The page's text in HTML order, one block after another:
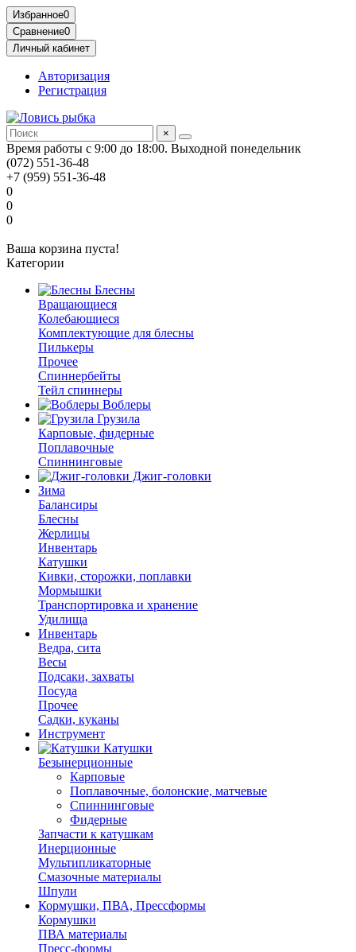
Избранное0
Сравнение0
Личный кабинет
Авторизация
Регистрация
×
Время работы с 9:00 до 18:00. Выходной понедельник
(072) 551-36-48
+7 (959) 551-36-48
0
0
0
Ваша корзина пуста!
Категории
Блесны
Вращающиеся
Колебающиеся
Комплектующие для блесны
Пилькеры
Прочее
Спиннербейты
Тейл спиннеры
Воблеры
Грузила
Карповые, фидерные
Поплавочные
Спиннинговые
Джиг-головки
Зима
Балансиры
Блесны
Жерлицы
Инвентарь
Катушки
Кивки, сторожки, поплавки
Мормышки
Транспортировка и хранение
Удилища
Инвентарь
Ведра, сита
Весы
Подсаки, захваты
Посуда
Прочее
Садки, куканы
Инструмент
Катушки
Безынерционные
Карповые
Поплавочные, болонские, матчевые
Спиннинговые
Фидерные
Запчасти к катушкам
Инерционные
Мультипликаторные
Смазочные материалы
Шпули
Кормушки, ПВА, Прессформы
Кормушки
ПВА материалы
Пресс-формы